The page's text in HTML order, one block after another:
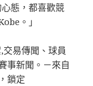
態，都喜歡競
。」
易傳聞、球員
事新聞。－來自
鎖定